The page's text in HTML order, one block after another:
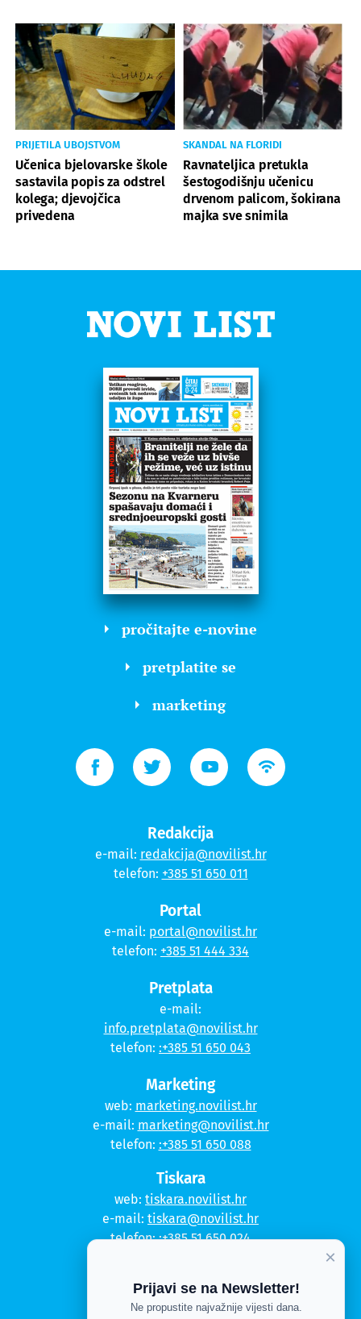
PRIJETILA UBOJSTVOM
Učenica bjelovarske škole
sastavila popis za odstrel
kolega; djevojčica
privedena
SKANDAL NA FLORIDI
Ravnateljica pretukla
šestogodišnju učenicu
drvenom palicom, šokirana
majka sve snimila
pročitajte e-novine
pretplatite se
marketing
Redakcija
e-mail: redakcija@novilist.hr
telefon: +385 51 650 011
Portal
e-mail: portal@novilist.hr
telefon: +385 51 444 334
Pretplata
e-mail:
info.pretplata@novilist.hr
telefon: :+385 51 650 043
Marketing
web: marketing.novilist.hr
e-mail: marketing@novilist.hr
telefon: :+385 51 650 088
Tiskara
web: tiskara.novilist.hr
e-mail: tiskara@novilist.hr
telefon::+385 51 650 024
Kontakt
×
Prijavi se na Newsletter!
Ne propustite najvažnije vijesti dana.